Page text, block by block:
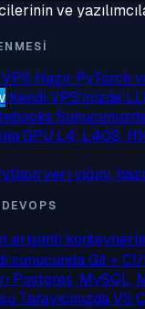
ve
Hazır PyTorch
Kendi VPS'inizde
GPU L4, L40S,
veri yığını,
erişimli
sunucunda Git +
Postgres, MySQL,
Tarayıcınızda VS